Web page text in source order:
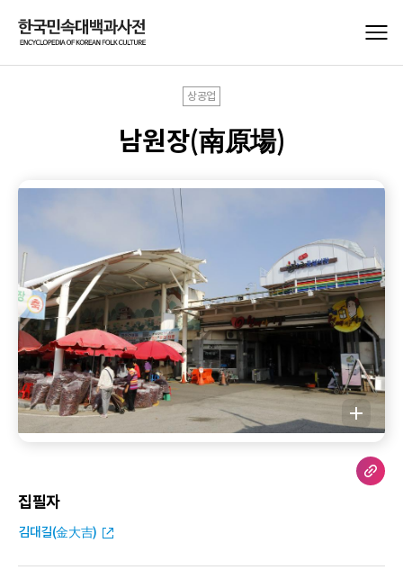
상공업
남원장(南原場)
집필자
김대길(金大吉)